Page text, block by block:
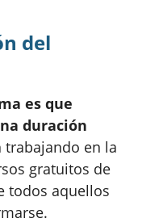
del
es que
duración
trabajando en la
gratuitos de
todos aquellos